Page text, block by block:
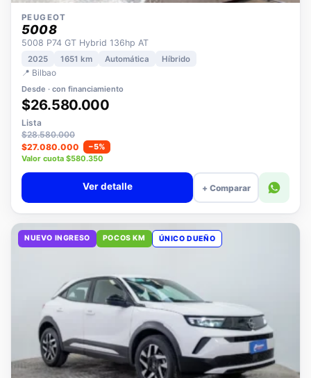
PEUGEOT
5008
5008 P74 GT Hybrid 136hp AT
2025
📍 Bilbao
Desde · con financiamiento
$26.580.000
Lista
$28.580.000
$27.080.000
−5%
Valor cuota $580.350
+ Comparar
NUEVO INGRESO POCOS KM